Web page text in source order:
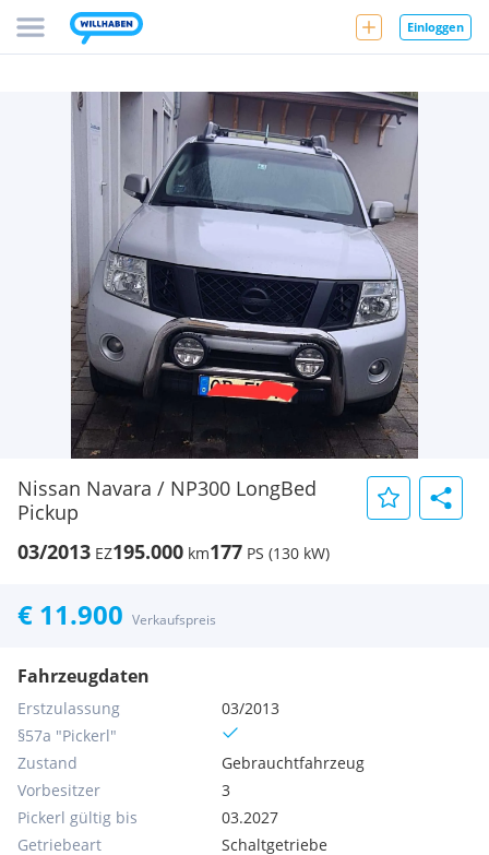
Einloggen
Nissan Navara / NP300 LongBed
Pickup
03/2013 EZ195.000 km177 PS (130 kW)
€ 11.900 Verkaufspreis
Fahrzeugdaten
Erstzulassung
03/2013
§57a "Pickerl"
Zustand
Gebrauchtfahrzeug
Vorbesitzer
3
Pickerl gültig bis
03.2027
Getriebeart
Schaltgetriebe